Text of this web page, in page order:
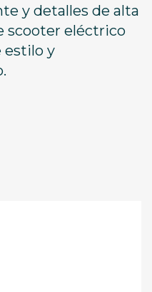
y detalles de alta
scooter eléctrico
estilo y